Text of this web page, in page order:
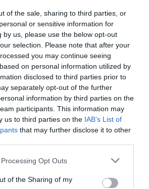
of the sale, sharing to third parties, or
or sensitive information for
by us, please use the below opt-out
selection. Please note that after your
you may continue seeing
on personal information utilized by
disclosed to third parties prior to
separately opt-out of the further
information by third parties on the
participants. This information may
us to third parties on the IAB’s List of
that may further disclose it to other
Opt Outs
of the Sharing of my
els seus serveis i els
molt pel boca-orella",
per fer palès que, tot i ser una
la xarxa no serveix per a tot.
és que, com subratlla
moltíssim internet perquè cada
gent que busca per allà i, per
per anunciar-nos". Això, però,
gens fàcil. "Quan ningú no et
confiança", posa damunt